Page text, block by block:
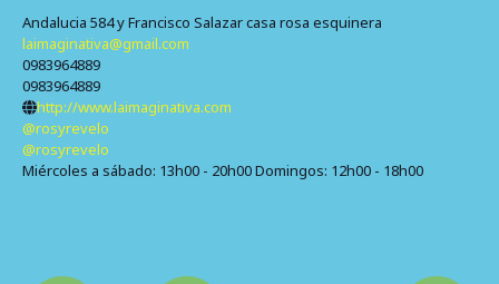
Andalucia 584 y Francisco Salazar casa rosa esquinera
laimaginativa@gmail.com
0983964889
0983964889
http://www.laimaginativa.com
@rosyrevelo
@rosyrevelo
Miércoles a sábado: 13h00 - 20h00 Domingos: 12h00 - 18h00